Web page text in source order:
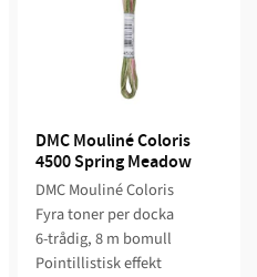
DMC Mouliné Coloris
4500 Spring Meadow
DMC Mouliné Coloris
Fyra toner per docka
6-trådig, 8 m bomull
Pointillistisk effekt